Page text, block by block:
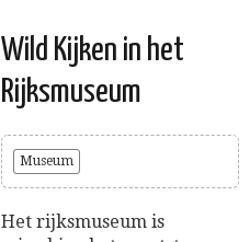
Wild Kijken in het
Rijksmuseum
Museum
Het rijksmuseum is